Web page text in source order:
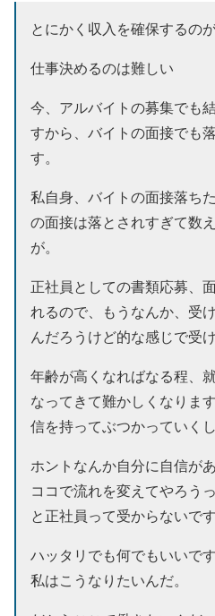
とにかく収入を確保するの
仕事決めるのは難しい
今、アルバイトの募集でも
すから、バイトの面接でも
す。
私自身、バイトの面接落ち
の面接は落とされすぎて数
が。
正社員としての書類応募、
れるので、もうなんか、受
んだろうけど的な感じで受
年齢が高くなればなる程、
なってきて難かしくなりま
信を持ってぶつかっていく
ホントなんか自分に自信が
ココで流れを変えてやろう
と正社員って受からないです
ハッタリでも何でもいいです
私はこうなりたいんだ。